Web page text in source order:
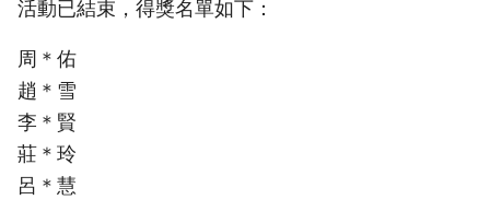
活動已結束，得獎名單如下：
周＊佑
趙＊雪
李＊賢
莊＊玲
呂＊慧